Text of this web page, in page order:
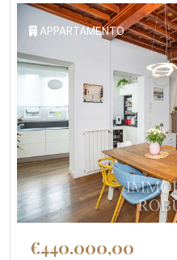
APPARTAMENTO
€440.000,00